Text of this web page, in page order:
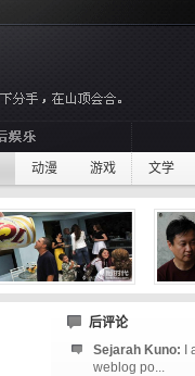
动漫 游戏 文学
后评论
Sejarah Kuno:
weblog po...